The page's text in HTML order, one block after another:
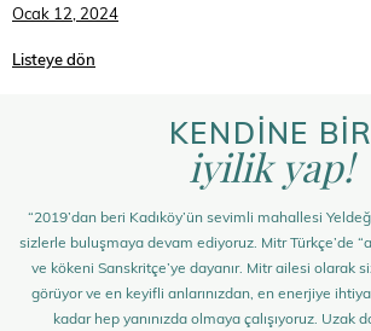
Ocak 12, 2024
Listeye dön
KENDİNE BİR
iyilik yap!
“2019’dan beri Kadıköy’ün sevimli mahallesi
sizlerle buluşmaya devam ediyoruz. Mitr Türkçe’de
ve kökeni Sanskritçe’ye dayanır. Mitr ailesi olarak
görüyor ve en keyifli anlarınızdan, en enerjiye
kadar hep yanınızda olmaya çalışıyoruz. Uzak